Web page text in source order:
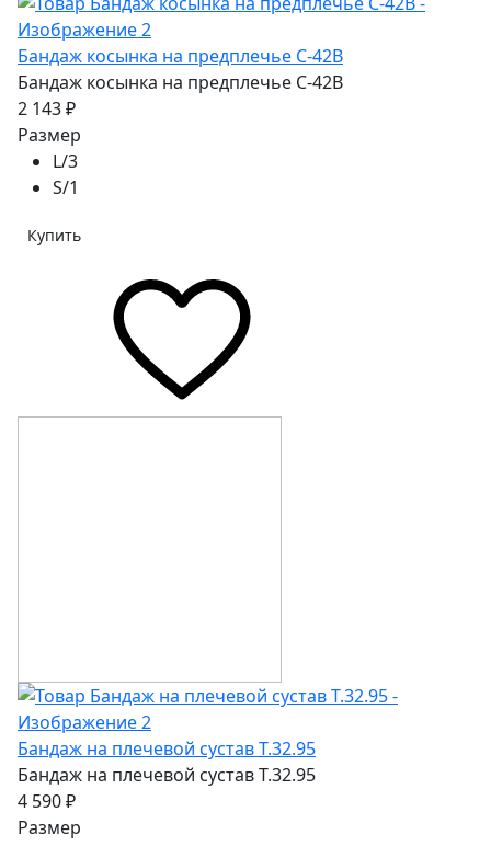
Бандаж косынка на предплечье C-42В
Бандаж косынка на предплечье C-42В
2 143 ₽
Размер
L/3
S/1
Купить
Бандаж на плечевой сустав Т.32.95
Бандаж на плечевой сустав Т.32.95
4 590 ₽
Размер